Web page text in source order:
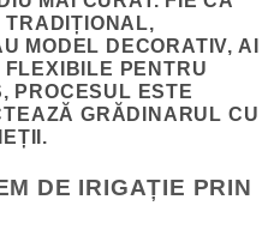
TRADIȚIONAL,
MODEL DECORATIV, AI
FLEXIBILE PENTRU
PROCESUL ESTE
GRĂDINARUL CU
DE IRIGAȚIE PRIN